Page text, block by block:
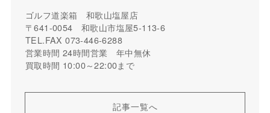
ゴルフ道楽箱 和歌山塩屋店
〒641-0054 和歌山市塩屋5-113-6
TEL.FAX 073-446-6288
営業時間 24時間営業 年中無休
買取時間 10:00～22:00まで
記事一覧へ